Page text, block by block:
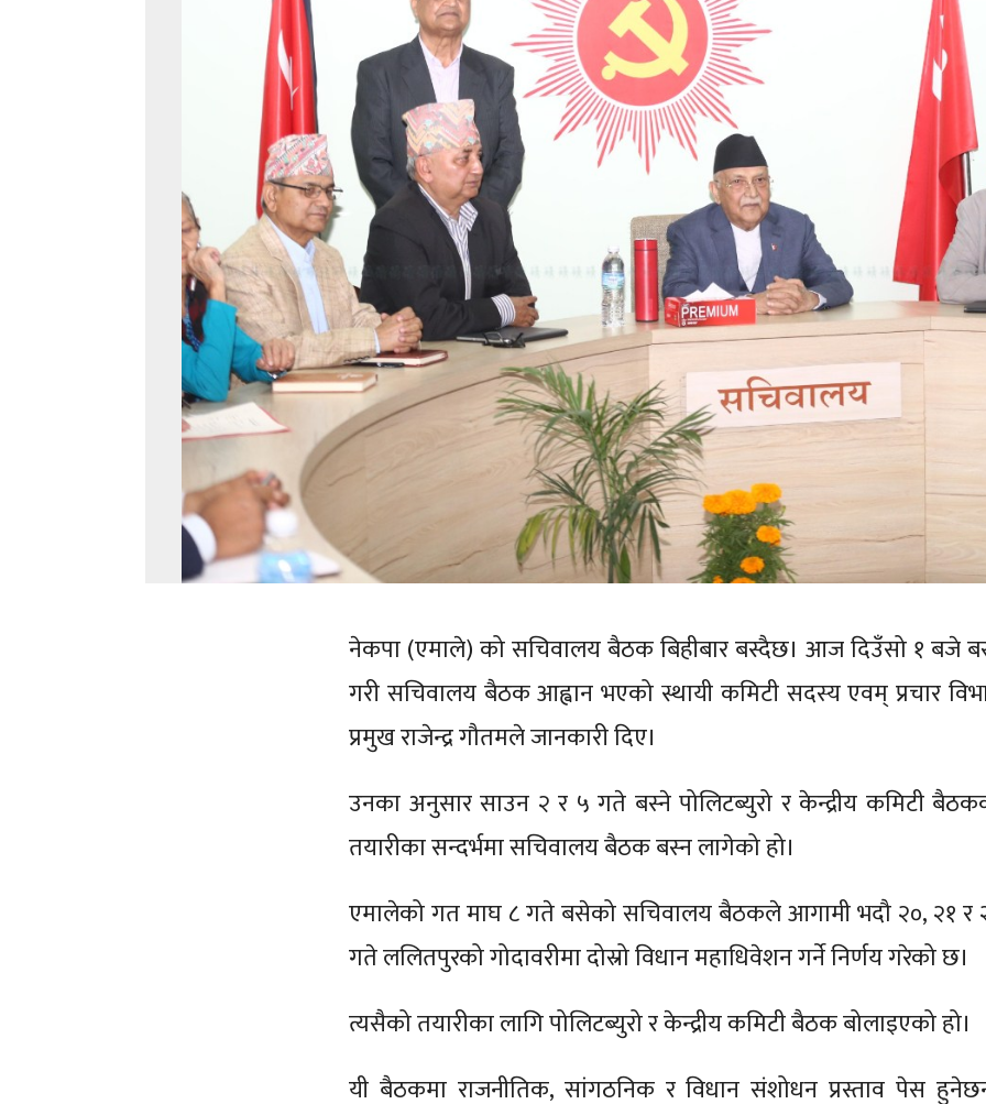
नेकपा (एमाले) को सचिवालय बैठक बिहीबार बस्दैछ। आज दिउँसो १ बजे
गरी सचिवालय बैठक आह्वान भएको स्थायी कमिटी सदस्य एवम् प्रचार
प्रमुख राजेन्द्र गौतमले जानकारी दिए।
उनका अनुसार साउन २ र ५ गते बस्ने पोलिटब्युरो र केन्द्रीय कमिटी
तयारीका सन्दर्भमा सचिवालय बैठक बस्न लागेको हो।
एमालेको गत माघ ८ गते बसेको सचिवालय बैठकले आगामी भदौ २०, २१ र
गते ललितपुरको गोदावरीमा दोस्रो विधान महाधिवेशन गर्ने निर्णय गरेको छ।
त्यसैको तयारीका लागि पोलिटब्युरो र केन्द्रीय कमिटी बैठक बोलाइएको हो।
यी बैठकमा राजनीतिक, सांगठनिक र विधान संशोधन प्रस्ताव पेस